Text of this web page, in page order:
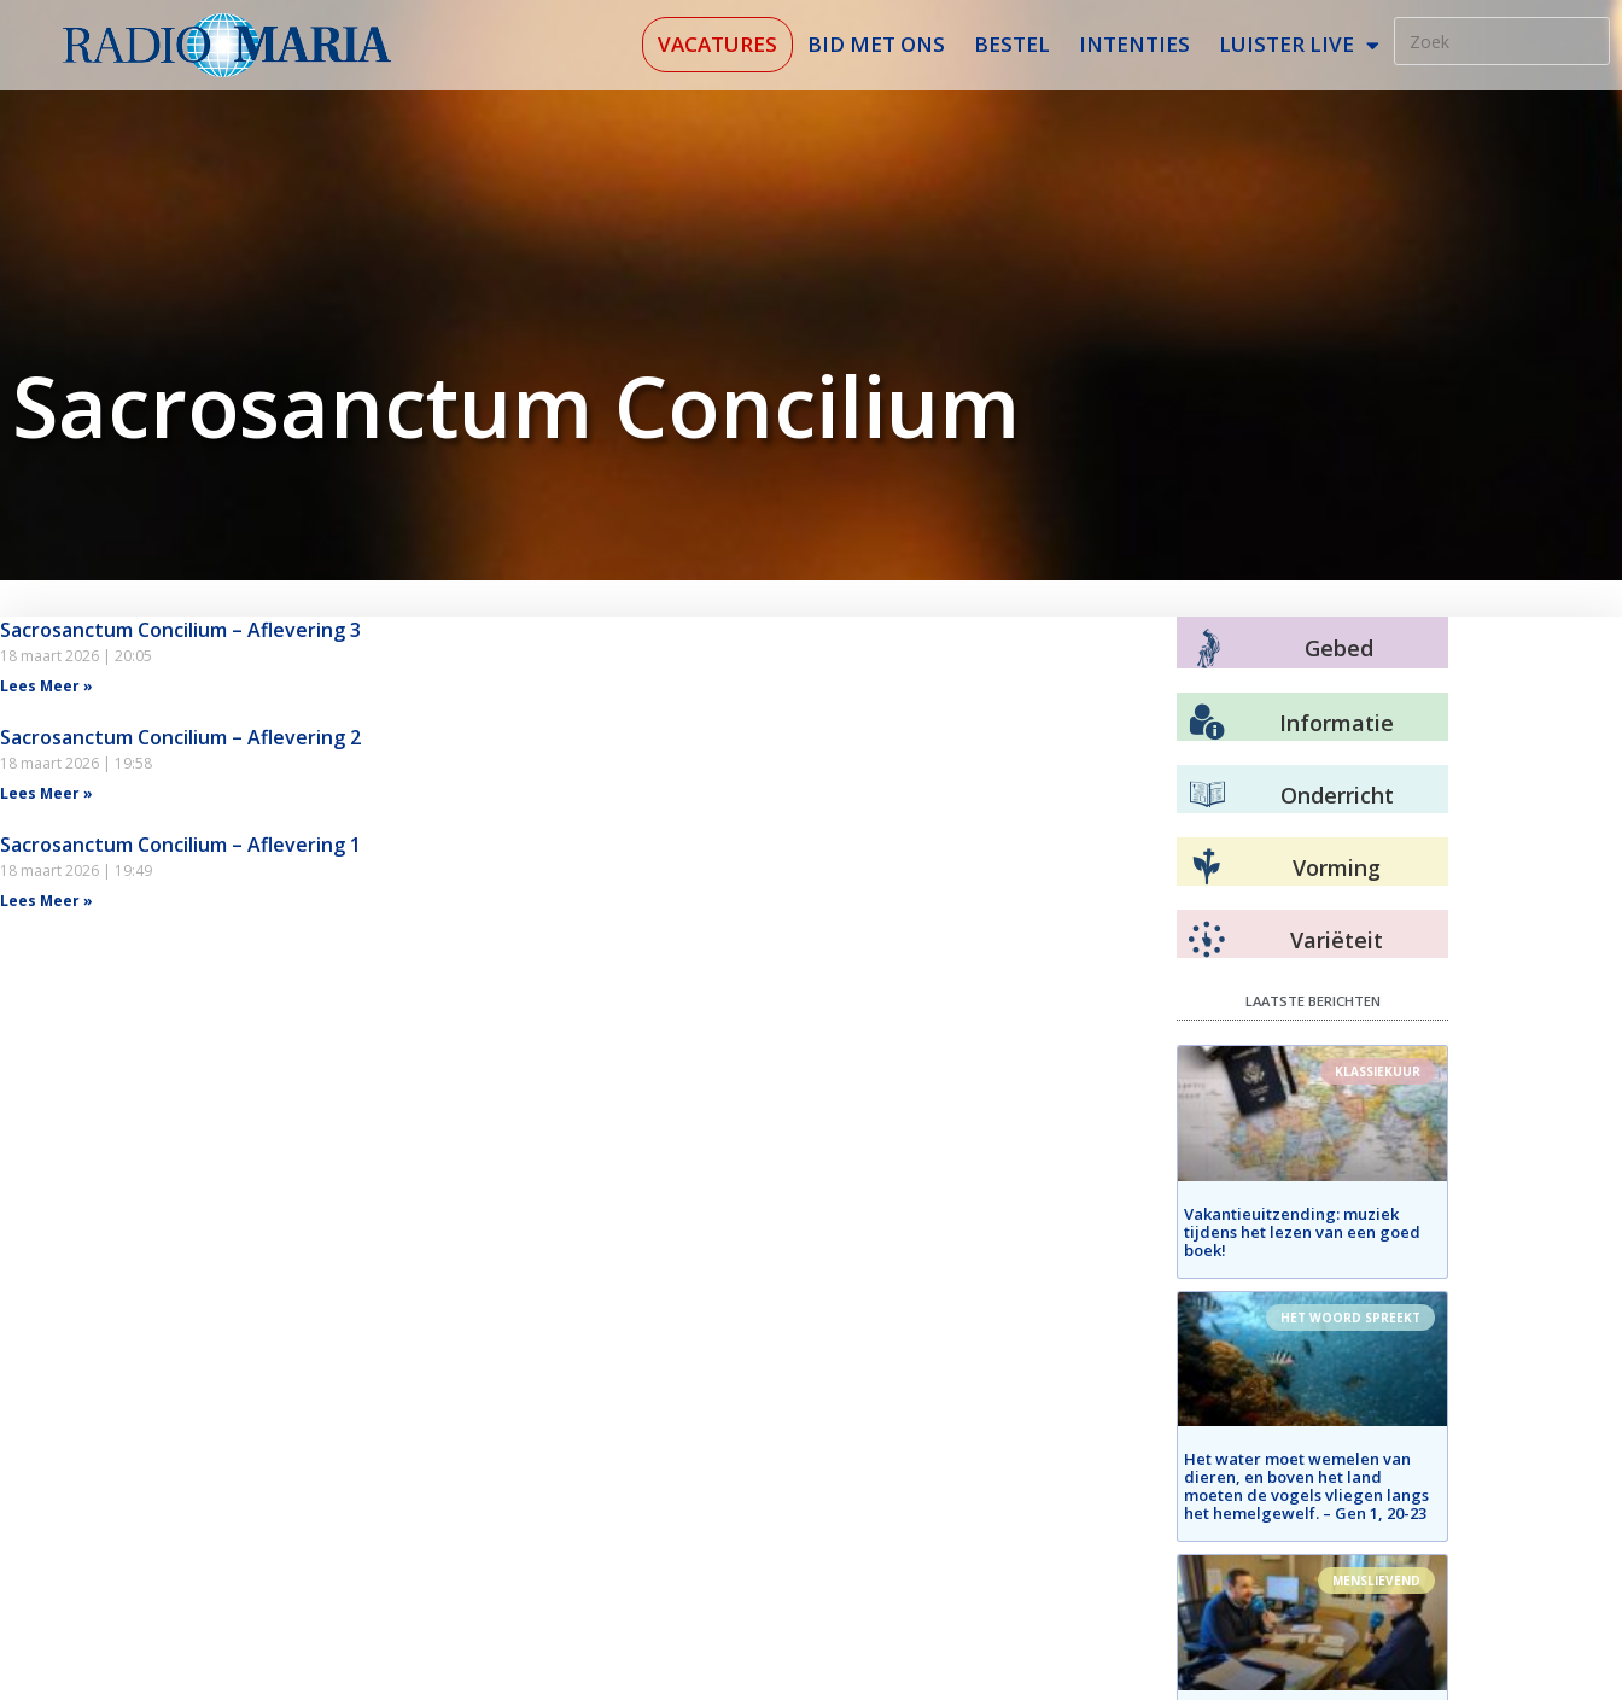
VACATURES BID MET ONS BESTEL INTENTIES LUISTER LIVE
Sacrosanctum Concilium
Sacrosanctum Concilium – Aflevering 3
18 maart 2026
20:05
Lees Meer »
Sacrosanctum Concilium – Aflevering 2
18 maart 2026
19:58
Lees Meer »
Sacrosanctum Concilium – Aflevering 1
18 maart 2026
19:49
Lees Meer »
Gebed
Informatie
Onderricht
Vorming
Variëteit
LAATSTE BERICHTEN
KLASSIEKUUR
Vakantieuitzending: muziek
tijdens het lezen van een goed
boek!
HET WOORD SPREEKT
Het water moet wemelen van
dieren, en boven het land
moeten de vogels vliegen langs
het hemelgewelf. – Gen 1, 20-23
MENSLIEVEND